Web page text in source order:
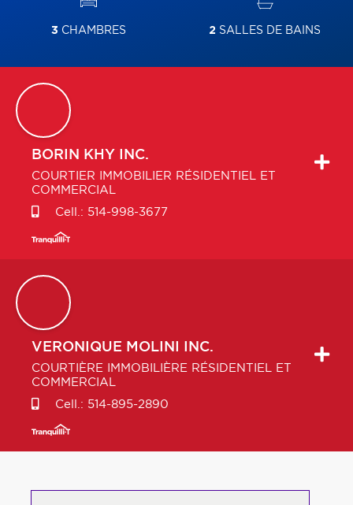
3 CHAMBRES 2 SALLES DE BAINS
BORIN KHY INC.
COURTIER IMMOBILIER RÉSIDENTIEL ET
COMMERCIAL
Cell.: 514-998-3677
VERONIQUE MOLINI INC.
COURTIÈRE IMMOBILIÈRE RÉSIDENTIEL ET
COMMERCIAL
Cell.: 514-895-2890